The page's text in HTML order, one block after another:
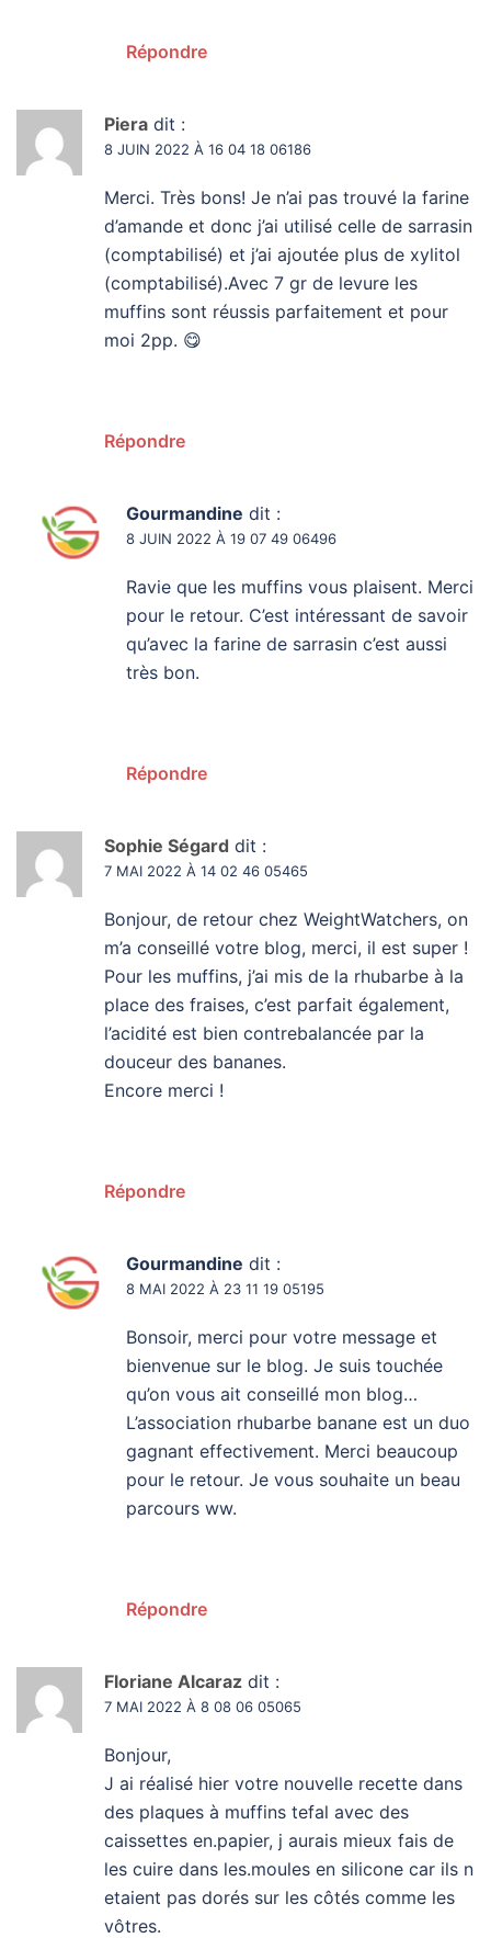
Répondre
Piera dit :
8 JUIN 2022 À 16 04 18 06186
Merci. Très bons! Je n’ai pas trouvé la farine
d’amande et donc j’ai utilisé celle de sarrasin
(comptabilisé) et j’ai ajoutée plus de xylitol
(comptabilisé).Avec 7 gr de levure les
muffins sont réussis parfaitement et pour
moi 2pp. 😋
Répondre
Gourmandine dit :
8 JUIN 2022 À 19 07 49 06496
Ravie que les muffins vous plaisent. Merci
pour le retour. C’est intéressant de savoir
qu’avec la farine de sarrasin c’est aussi
très bon.
Répondre
Sophie Ségard dit :
7 MAI 2022 À 14 02 46 05465
Bonjour, de retour chez WeightWatchers, on
m’a conseillé votre blog, merci, il est super !
Pour les muffins, j’ai mis de la rhubarbe à la
place des fraises, c’est parfait également,
l’acidité est bien contrebalancée par la
douceur des bananes.
Encore merci !
Répondre
Gourmandine dit :
8 MAI 2022 À 23 11 19 05195
Bonsoir, merci pour votre message et
bienvenue sur le blog. Je suis touchée
qu’on vous ait conseillé mon blog…
L’association rhubarbe banane est un duo
gagnant effectivement. Merci beaucoup
pour le retour. Je vous souhaite un beau
parcours ww.
Répondre
Floriane Alcaraz dit :
7 MAI 2022 À 8 08 06 05065
Bonjour,
J ai réalisé hier votre nouvelle recette dans
des plaques à muffins tefal avec des
caissettes en.papier, j aurais mieux fais de
les cuire dans les.moules en silicone car ils n
etaient pas dorés sur les côtés comme les
vôtres.